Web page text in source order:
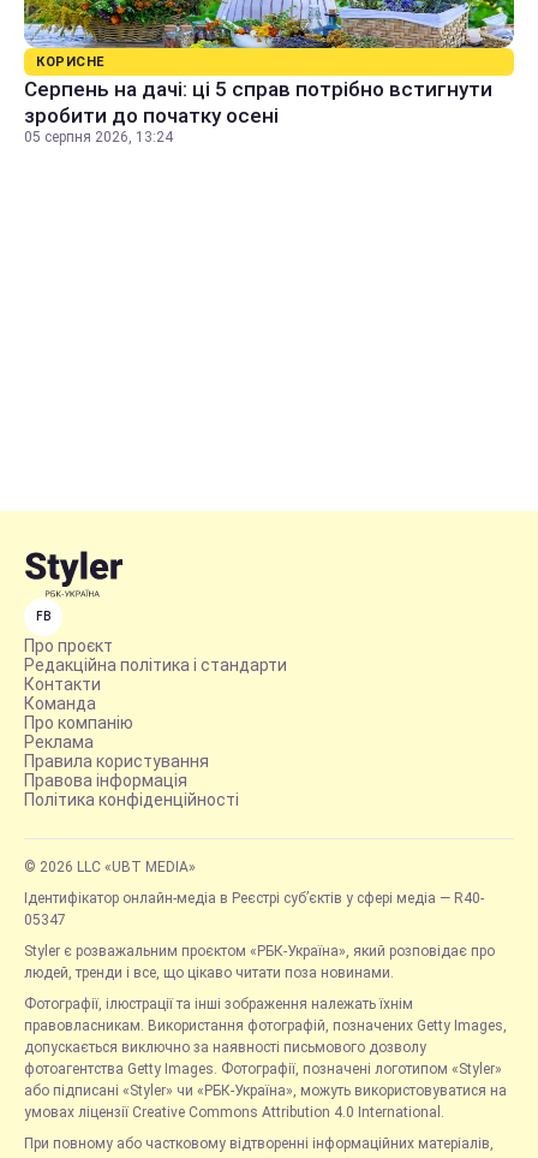
КОРИСНЕ
Серпень на дачі: ці 5 справ потрібно встигнути
зробити до початку осені
05 серпня 2026, 13:24
FB
Про проєкт
Редакційна політика і стандарти
Контакти
Команда
Про компанію
Реклама
Правила користування
Правова інформація
Політика конфіденційності
© 2026 LLC «UBT MEDIA»
Ідентифікатор онлайн-медіа в Реєстрі суб’єктів у сфері медіа — R40-
05347
Styler є розважальним проєктом «РБК-Україна», який розповідає про
людей, тренди і все, що цікаво читати поза новинами.
Фотографії, ілюстрації та інші зображення належать їхнім
правовласникам. Використання фотографій, позначених Getty Images,
допускається виключно за наявності письмового дозволу
фотоагентства Getty Images. Фотографії, позначені логотипом «Styler»
або підписані «Styler» чи «РБК-Україна», можуть використовуватися на
умовах ліцензії Creative Commons Attribution 4.0 International.
При повному або частковому відтворенні інформаційних матеріалів,